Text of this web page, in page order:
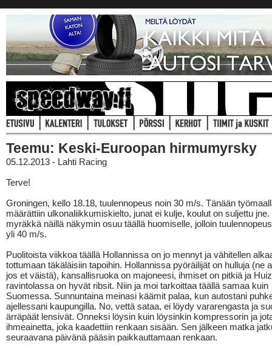
Teemu: Keski-Euroopan hirmumyrsky
05.12.2013 - Lahti Racing
Terve!
Groningen, kello 18.18, tuulennopeus noin 30 m/s. Tänään
määrättiin ulkonaliikkumiskielto, junat ei kulje, koulut on suljettu jne.
myräkkä näillä näkymin osuu täällä huomiselle, jolloin
yli 40 m/s.
Puolitoista viikkoa täällä Hollannissa on jo mennyt ja vähitellen
tottumaan täkäläisiin tapoihin. Hollannissa pyöräilijät on hulluja (ne
jos et väistä), kansallisruoka on majoneesi, ihmiset on pitkiä ja
ravintolassa on hyvät ribsit. Niin ja moi tarkoittaa täällä samaa kuin
Suomessa. Sunnuntaina meinasi käämit palaa, kun autostani
ajellessani kaupungilla. No, vettä sataa, ei löydy vararengasta ja
ärräpäät lensivät. Onneksi löysin kuin löysinkin kompressorin ja
ihmeainetta, joka kaadettiin renkaan sisään. Sen jälkeen matka
seuraavana päivänä pääsin paikkauttamaan renkaan.